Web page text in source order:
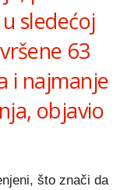
sledećoj
63
i najmanje
objavio
što znači da